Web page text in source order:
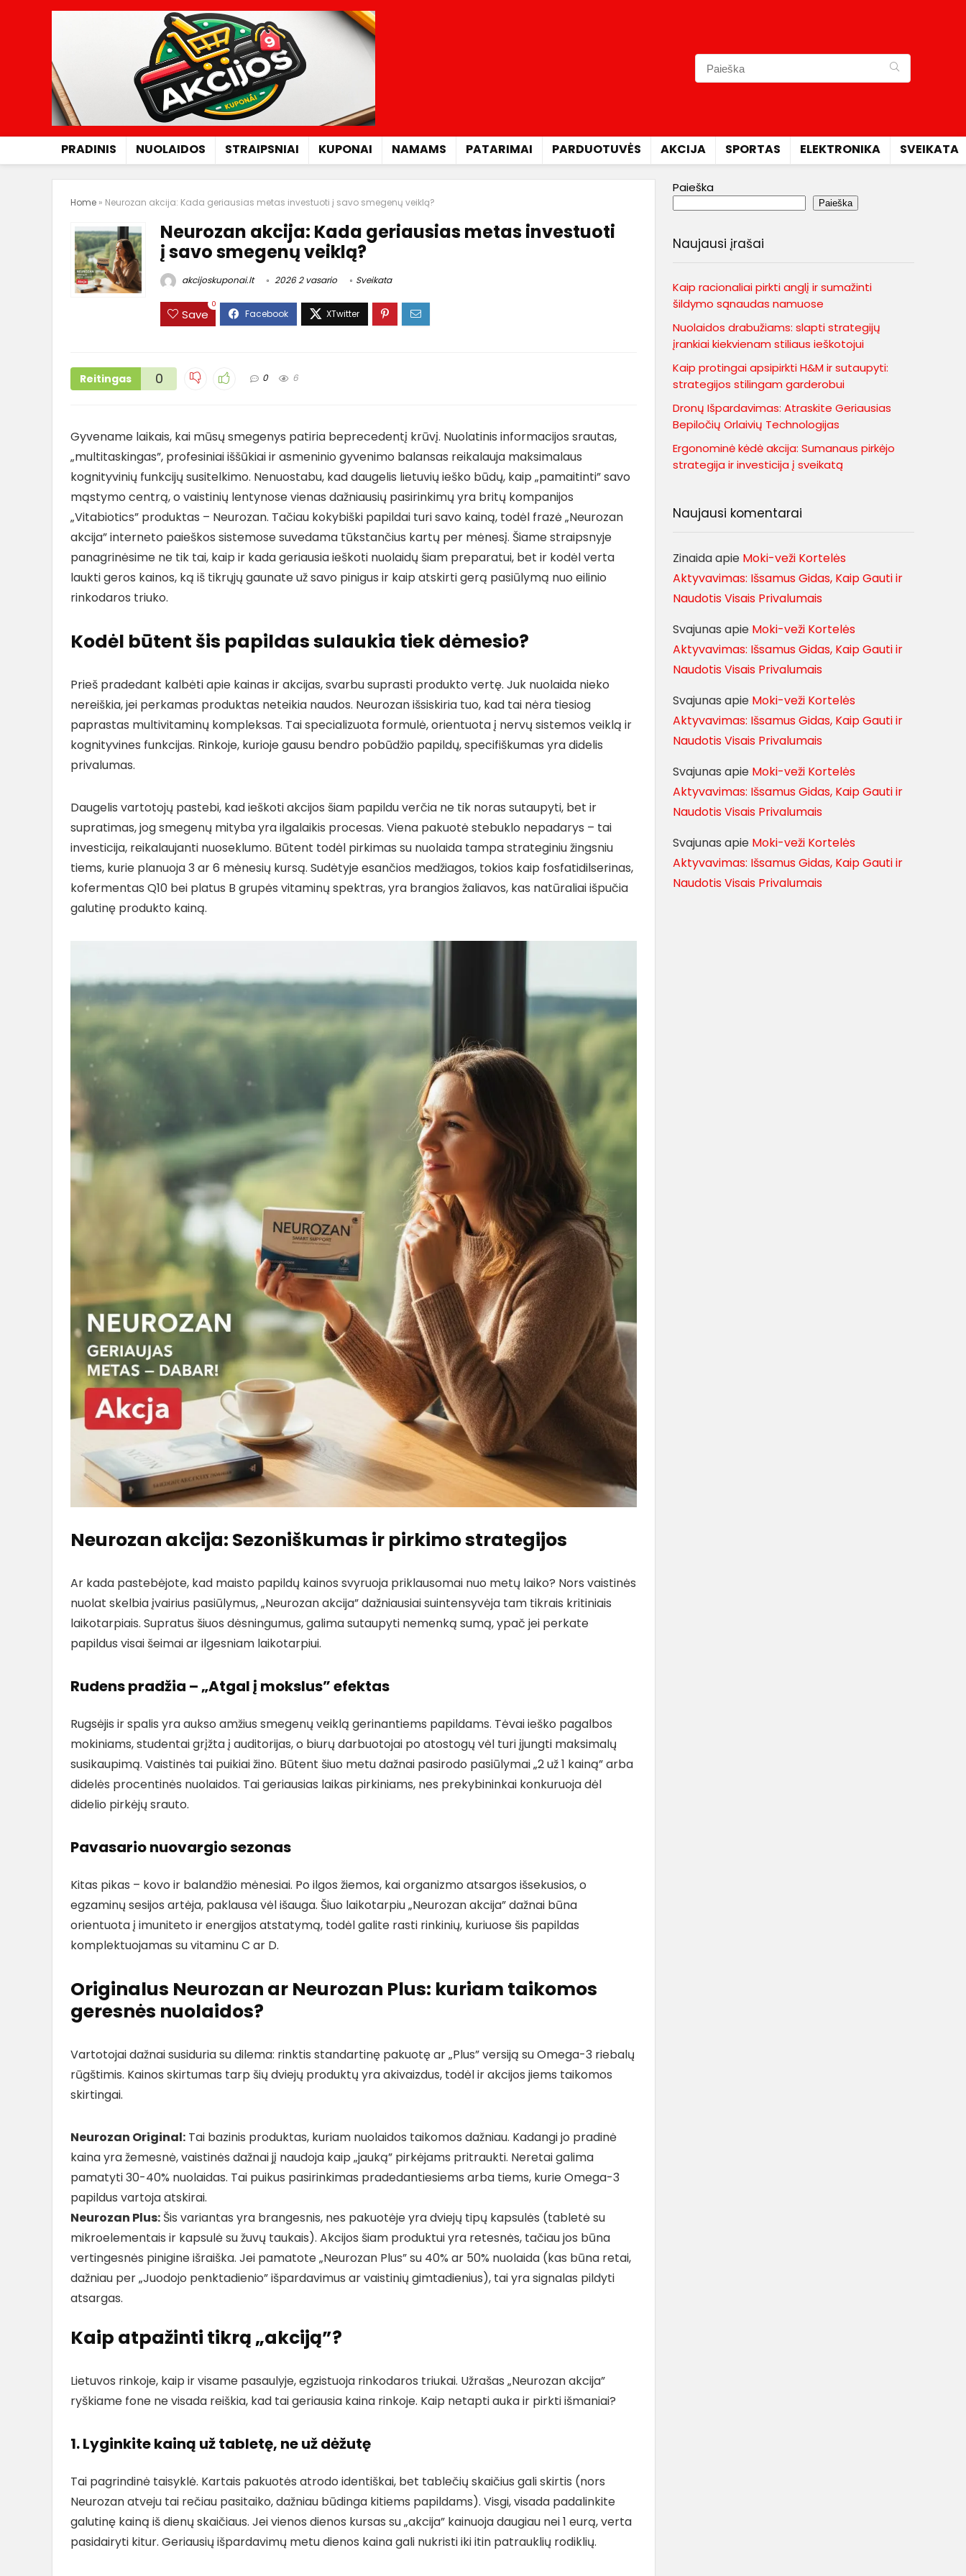
PRADINIS NUOLAIDOS STRAIPSNIAI KUPONAI NAMAMS PATARIMAI PARDUOTUVĖS AKCIJA SPORTAS ELEKTRONIKA SVEIKATA
Home » Neurozan akcija: Kada geriausias metas investuoti į savo smegenų veiklą?
Neurozan akcija: Kada geriausias metas investuoti
į savo smegenų veiklą?
akcijoskuponai.lt 2026 2 vasario Sveikata
Save
0
Reitingas 0 0 6
Gyvename laikais, kai mūsų smegenys patiria beprecedentį krūvį. Nuolatinis informacijos srautas,
„multitaskingas”, profesiniai iššūkiai ir asmeninio gyvenimo balansas reikalauja maksimalaus
kognityvinių funkcijų susitelkimo. Nenuostabu, kad daugelis lietuvių ieško būdų, kaip „pamaitinti” savo
mąstymo centrą, o vaistinių lentynose vienas dažniausių pasirinkimų yra britų kompanijos
„Vitabiotics” produktas – Neurozan. Tačiau kokybiški papildai turi savo kainą, todėl frazė „Neurozan
akcija” interneto paieškos sistemose suvedama tūkstančius kartų per mėnesį. Šiame straipsnyje
panagrinėsime ne tik tai, kaip ir kada geriausia ieškoti nuolaidų šiam preparatui, bet ir kodėl verta
laukti geros kainos, ką iš tikrųjų gaunate už savo pinigus ir kaip atskirti gerą pasiūlymą nuo eilinio
rinkodaros triuko.
Kodėl būtent šis papildas sulaukia tiek dėmesio?
Prieš pradedant kalbėti apie kainas ir akcijas, svarbu suprasti produkto vertę. Juk nuolaida nieko
nereiškia, jei perkamas produktas neteikia naudos. Neurozan išsiskiria tuo, kad tai nėra tiesiog
paprastas multivitaminų kompleksas. Tai specializuota formulė, orientuota į nervų sistemos veiklą ir
kognityvines funkcijas. Rinkoje, kurioje gausu bendro pobūdžio papildų, specifiškumas yra didelis
privalumas.
Daugelis vartotojų pastebi, kad ieškoti akcijos šiam papildu verčia ne tik noras sutaupyti, bet ir
supratimas, jog smegenų mityba yra ilgalaikis procesas. Viena pakuotė stebuklo nepadarys – tai
investicija, reikalaujanti nuoseklumo. Būtent todėl pirkimas su nuolaida tampa strateginiu žingsniu
tiems, kurie planuoja 3 ar 6 mėnesių kursą. Sudėtyje esančios medžiagos, tokios kaip fosfatidilserinas,
kofermentas Q10 bei platus B grupės vitaminų spektras, yra brangios žaliavos, kas natūraliai išpučia
galutinę produkto kainą.
Neurozan akcija: Sezoniškumas ir pirkimo strategijos
Ar kada pastebėjote, kad maisto papildų kainos svyruoja priklausomai nuo metų laiko? Nors vaistinės
nuolat skelbia įvairius pasiūlymus, „Neurozan akcija” dažniausiai suintensyvėja tam tikrais kritiniais
laikotarpiais. Supratus šiuos dėsningumus, galima sutaupyti nemenką sumą, ypač jei perkate
papildus visai šeimai ar ilgesniam laikotarpiui.
Rudens pradžia – „Atgal į mokslus” efektas
Rugsėjis ir spalis yra aukso amžius smegenų veiklą gerinantiems papildams. Tėvai ieško pagalbos
mokiniams, studentai grįžta į auditorijas, o biurų darbuotojai po atostogų vėl turi įjungti maksimalų
susikaupimą. Vaistinės tai puikiai žino. Būtent šiuo metu dažnai pasirodo pasiūlymai „2 už 1 kainą” arba
didelės procentinės nuolaidos. Tai geriausias laikas pirkiniams, nes prekybininkai konkuruoja dėl
didelio pirkėjų srauto.
Pavasario nuovargio sezonas
Kitas pikas – kovo ir balandžio mėnesiai. Po ilgos žiemos, kai organizmo atsargos išsekusios, o
egzaminų sesijos artėja, paklausa vėl išauga. Šiuo laikotarpiu „Neurozan akcija” dažnai būna
orientuota į imuniteto ir energijos atstatymą, todėl galite rasti rinkinių, kuriuose šis papildas
komplektuojamas su vitaminu C ar D.
Originalus Neurozan ar Neurozan Plus: kuriam taikomos
geresnės nuolaidos?
Vartotojai dažnai susiduria su dilema: rinktis standartinę pakuotę ar „Plus” versiją su Omega-3 riebalų
rūgštimis. Kainos skirtumas tarp šių dviejų produktų yra akivaizdus, todėl ir akcijos jiems taikomos
skirtingai.
Neurozan Original: Tai bazinis produktas, kuriam nuolaidos taikomos dažniau. Kadangi jo pradinė
kaina yra žemesnė, vaistinės dažnai jį naudoja kaip „jauką” pirkėjams pritraukti. Neretai galima
pamatyti 30-40% nuolaidas. Tai puikus pasirinkimas pradedantiesiems arba tiems, kurie Omega-3
papildus vartoja atskirai.
Neurozan Plus: Šis variantas yra brangesnis, nes pakuotėje yra dviejų tipų kapsulės (tabletė su
mikroelementais ir kapsulė su žuvų taukais). Akcijos šiam produktui yra retesnės, tačiau jos būna
vertingesnės pinigine išraiška. Jei pamatote „Neurozan Plus” su 40% ar 50% nuolaida (kas būna retai,
dažniau per „Juodojo penktadienio” išpardavimus ar vaistinių gimtadienius), tai yra signalas pildyti
atsargas.
Kaip atpažinti tikrą „akciją”?
Lietuvos rinkoje, kaip ir visame pasaulyje, egzistuoja rinkodaros triukai. Užrašas „Neurozan akcija”
ryškiame fone ne visada reiškia, kad tai geriausia kaina rinkoje. Kaip netapti auka ir pirkti išmaniai?
1. Lyginkite kainą už tabletę, ne už dėžutę
Tai pagrindinė taisyklė. Kartais pakuotės atrodo identiškai, bet tablečių skaičius gali skirtis (nors
Neurozan atveju tai rečiau pasitaiko, dažniau būdinga kitiems papildams). Visgi, visada padalinkite
galutinę kainą iš dienų skaičiaus. Jei vienos dienos kursas su „akcija” kainuoja daugiau nei 1 eurą, verta
pasidairyti kitur. Geriausių išpardavimų metu dienos kaina gali nukristi iki itin patrauklių rodiklių.
Paieška
Paieška
Naujausi įrašai
Kaip racionaliai pirkti anglį ir sumažinti
šildymo sąnaudas namuose
Nuolaidos drabužiams: slapti strategijų
įrankiai kiekvienam stiliaus ieškotojui
Kaip protingai apsipirkti H&M ir sutaupyti:
strategijos stilingam garderobui
Dronų Išpardavimas: Atraskite Geriausias
Bepiločių Orlaivių Technologijas
Ergonominė kėdė akcija: Sumanaus pirkėjo
strategija ir investicija į sveikatą
Naujausi komentarai
Zinaidaapie Moki-veži Kortelės
Aktyvavimas: Išsamus Gidas, Kaip Gauti ir
Naudotis Visais Privalumais
Svajunas apie Moki-veži Kortelės
Aktyvavimas: Išsamus Gidas, Kaip Gauti ir
Naudotis Visais Privalumais
Svajunas apie Moki-veži Kortelės
Aktyvavimas: Išsamus Gidas, Kaip Gauti ir
Naudotis Visais Privalumais
Svajunas apie Moki-veži Kortelės
Aktyvavimas: Išsamus Gidas, Kaip Gauti ir
Naudotis Visais Privalumais
Svajunas apie Moki-veži Kortelės
Aktyvavimas: Išsamus Gidas, Kaip Gauti ir
Naudotis Visais Privalumais